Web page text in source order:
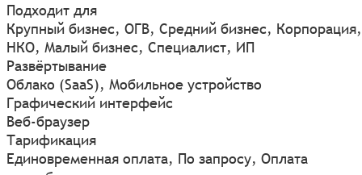
Подходит для
Крупный бизнес, ОГВ, Средний бизнес, Корпорация,
НКО, Малый бизнес, Специалист, ИП
Развёртывание
Облако (SaaS), Мобильное устройство
Графический интерфейс
Веб-браузер
Тарификация
Единовременная оплата, По запросу, Оплата